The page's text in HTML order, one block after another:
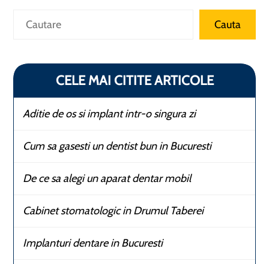
Caută Cauta
CELE MAI CITITE ARTICOLE
Aditie de os si implant intr-o singura zi
Cum sa gasesti un dentist bun in Bucuresti
De ce sa alegi un aparat dentar mobil
Cabinet stomatologic in Drumul Taberei
Implanturi dentare in Bucuresti